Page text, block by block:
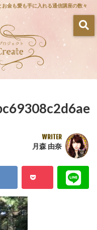
金も愛も手に入れる通信講座の数々
WRITER
月森 由奈